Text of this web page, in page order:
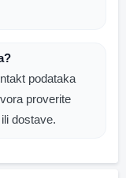
podataka
proverite
dostave.